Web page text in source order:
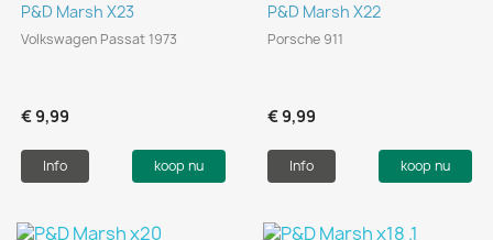
P&D Marsh X23
Volkswagen Passat 1973
€ 9,99
Info koop nu
P&D Marsh X22
Porsche 911
€ 9,99
Info koop nu